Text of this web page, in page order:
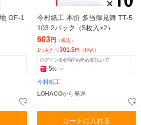
GF-1
今村紙工 本折 多当御見舞 TT-5
103 2パック（5枚入×2）
603円 （税込）
1つあたり301.5円 （税込）
ログイン&全額PayPay支払いで
5%
今村紙工
LOHACOから発送
カートに入れる